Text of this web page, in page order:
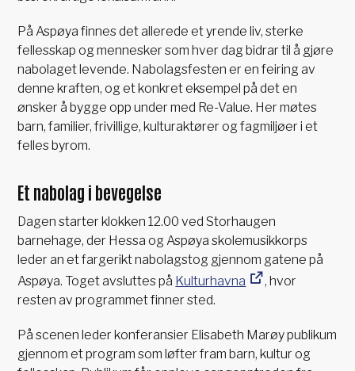
På Aspøya finnes det allerede et yrende liv, sterke
fellesskap og mennesker som hver dag bidrar til å gjøre
nabolaget levende. Nabolagsfesten er en feiring av
denne kraften, og et konkret eksempel på det en
ønsker å bygge opp under med Re-Value. Her møtes
barn, familier, frivillige, kulturaktører og fagmiljøer i et
felles byrom.
Et nabolag i bevegelse
Dagen starter klokken 12.00 ved Storhaugen
barnehage, der Hessa og Aspøya skolemusikkorps
leder an et fargerikt nabolagstog gjennom gatene på
Aspøya. Toget avsluttes på Kulturhavna
, hvor
resten av programmet finner sted.
På scenen leder konferansier Elisabeth Marøy publikum
gjennom et program som løfter fram barn, kultur og